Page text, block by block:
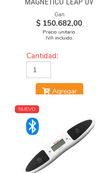
Gan
$ 150.682,00
Precio unitario.
IVA incluido.
Cantidad:
Agregar
NUEVO